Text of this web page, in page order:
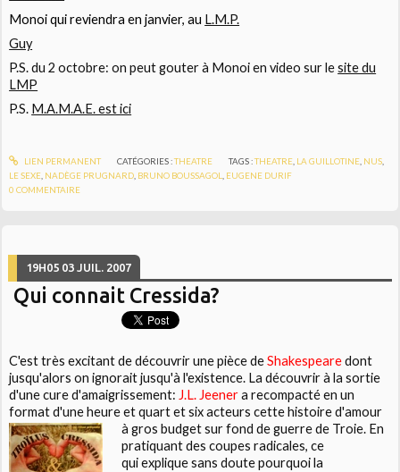
Monoiqui reviendra en janvier, au L.M.P.
Guy
P.S. du 2 octobre: on peut gouter à Monoi en video sur lesite du
LMP
P.S. M.A.M.A.E. est ici
LIEN PERMANENT CATÉGORIES :THEATRE TAGS :THEATRE LA GUILLOTINE NUS
LE SEXE NADÈGE PRUGNARD BRUNO BOUSSAGOL
EUGENE DURIF
0 COMMENTAIRE
19H05 03 JUIL. 2007
Qui connait Cressida?
C'est très excitant de découvrir une pièce deShakespearedont
jusqu'alors on ignorait jusqu'à l'existence. La découvrir à la sortie
d'une cure d'amaigrissement: J.L. Jeenera recompacté en un
format d'une heure et quart et six acteurs cettehistoire d'amour
à gros budget sur fond de guerre de Troie. En
pratiquant des coupes radicales, ce
qui explique sans doute pourquoi la